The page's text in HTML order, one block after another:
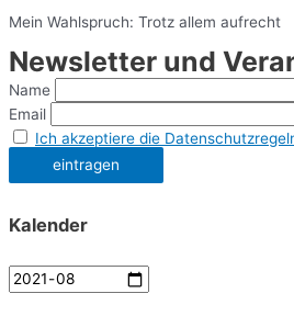
Mein Wahlspruch: Trotz allem aufrecht
Newsletter und
Name
Email
Ich akzeptiere die
Kalender